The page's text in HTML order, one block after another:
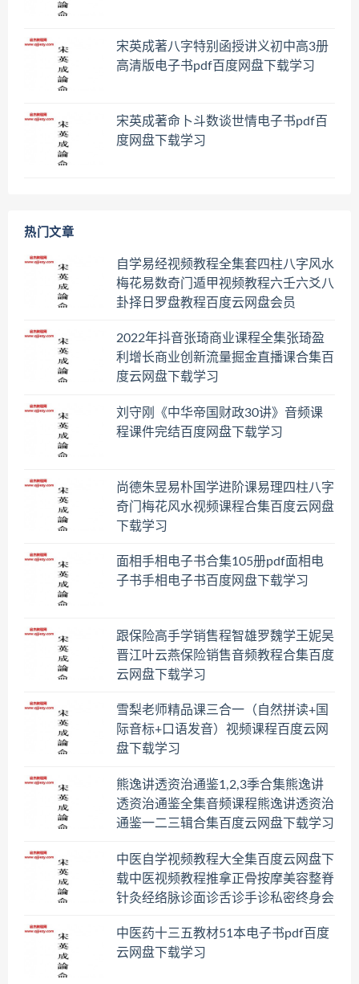
宋英成著八字特别函授讲义初中高3册
高清版电子书pdf百度网盘下载学习
宋英成著命卜斗数谈世情电子书pdf百
度网盘下载学习
热门文章
自学易经视频教程全集套四柱八字风水
梅花易数奇门遁甲视频教程六壬六爻八
卦择日罗盘教程百度云网盘会员
2022年抖音张琦商业课程全集张琦盈
利增长商业创新流量掘金直播课合集百
度云网盘下载学习
刘守刚《中华帝国财政30讲》音频课
程课件完结百度网盘下载学习
尚德朱昱易朴国学进阶课易理四柱八字
奇门梅花风水视频课程合集百度云网盘
下载学习
面相手相电子书合集105册pdf面相电
子书手相电子书百度网盘下载学习
跟保险高手学销售程智雄罗魏学王妮吴
晋江叶云燕保险销售音频教程合集百度
云网盘下载学习
雪梨老师精品课三合一（自然拼读+国
际音标+口语发音）视频课程百度云网
盘下载学习
熊逸讲透资治通鉴1,2,3季合集熊逸讲
透资治通鉴全集音频课程熊逸讲透资治
通鉴一二三辑合集百度云网盘下载学习
中医自学视频教程大全集百度云网盘下
载中医视频教程推拿正骨按摩美容整脊
针灸经络脉诊面诊舌诊手诊私密终身会
中医药十三五教材51本电子书pdf百度
云网盘下载学习